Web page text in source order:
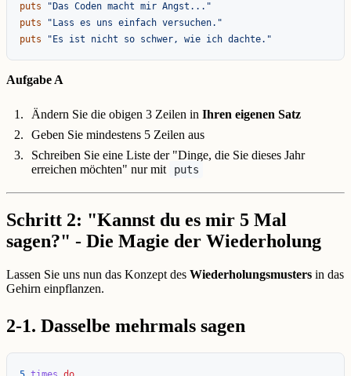
puts
"Das Coden macht mir Angst..."
puts
"Lass es uns einfach versuchen."
puts
"Es ist nicht so schwer, wie ich dachte."
Aufgabe A
Ändern Sie die obigen 3 Zeilen in Ihren eigenen Satz
Geben Sie mindestens 5 Zeilen aus
Schreiben Sie eine Liste der "Dinge, die Sie dieses Jahr
erreichen möchten" nur mit
puts
Schritt 2: "Kannst du es mir 5 Mal
sagen?" - Die Magie der Wiederholung
Lassen Sie uns nun das Konzept des Wiederholungsmusters in das
Gehirn einpflanzen.
2-1. Dasselbe mehrmals sagen